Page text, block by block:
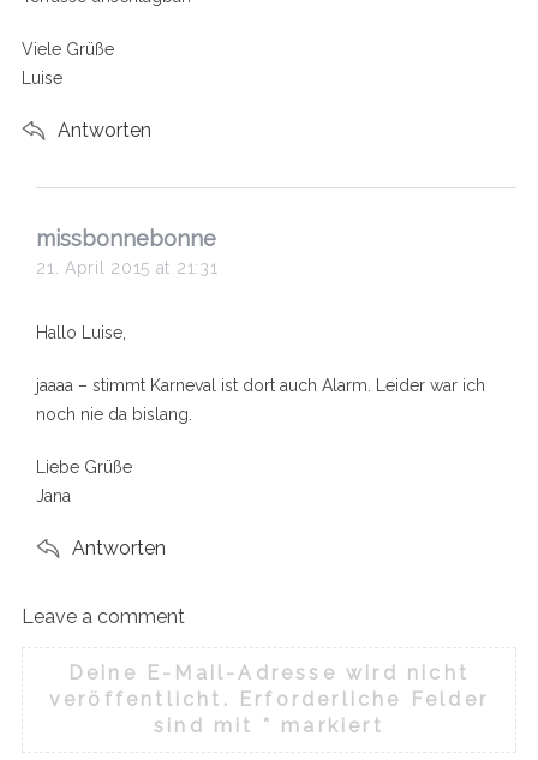
Viele Grüße
Luise
Antworten
s
a
s
missbonnebonne
21. April 2015 at 21:31
Hallo Luise,
jaaaa – stimmt Karneval ist dort auch Alarm. Leider war ich
noch nie da bislang.
Liebe Grüße
Jana
Antworten
L
e
a
v
e
Leave a comment
Deine E-Mail-Adresse wird nicht
veröffentlicht.
Erforderliche Felder
sind mit * markiert
S
a
f
: